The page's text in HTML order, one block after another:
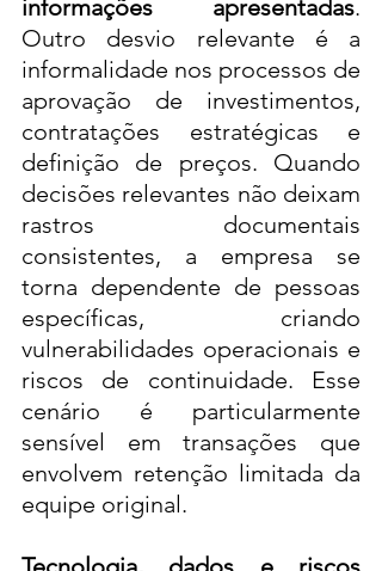
informações apresentadas.
Outro desvio relevante é a
informalidade nos processos de
aprovação de investimentos,
contratações estratégicas e
definição de preços. Quando
decisões relevantes não deixam
rastros documentais
consistentes, a empresa se
torna dependente de pessoas
específicas, criando
vulnerabilidades operacionais e
riscos de continuidade. Esse
cenário é particularmente
sensível em transações que
envolvem retenção limitada da
equipe original.